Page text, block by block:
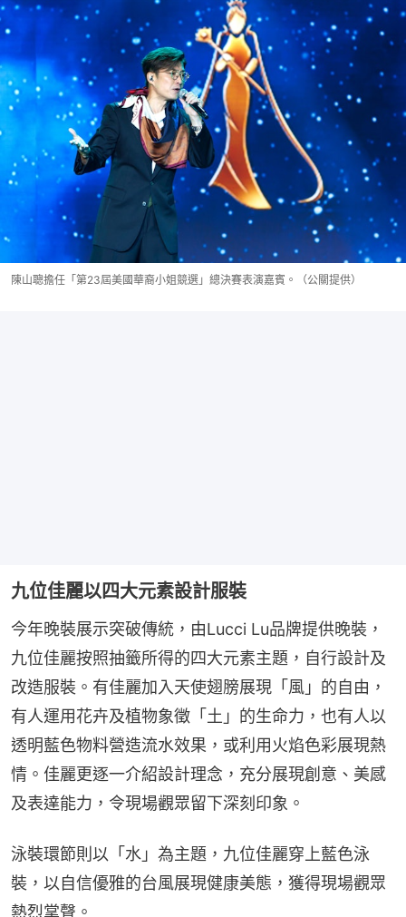
陳山聰擔任「第23屆美國華裔小姐競選」總決賽表演嘉賓。（公關提供）
九位佳麗以四大元素設計服裝
今年晚裝展示突破傳統，由Lucci Lu品牌提供晚裝，
九位佳麗按照抽籤所得的四大元素主題，自行設計及
改造服裝。有佳麗加入天使翅膀展現「風」的自由，
有人運用花卉及植物象徵「土」的生命力，也有人以
透明藍色物料營造流水效果，或利用火焰色彩展現熱
情。佳麗更逐一介紹設計理念，充分展現創意、美感
及表達能力，令現場觀眾留下深刻印象。
泳裝環節則以「水」為主題，九位佳麗穿上藍色泳
裝，以自信優雅的台風展現健康美態，獲得現場觀眾
熱烈掌聲。